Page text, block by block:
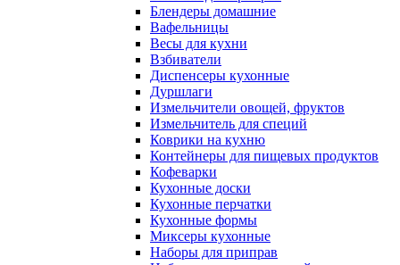
Блендеры домашние
Вафельницы
Весы для кухни
Взбиватели
Диспенсеры кухонные
Дуршлаги
Измельчители овощей, фруктов
Измельчитель для специй
Коврики на кухню
Контейнеры для пищевых продуктов
Кофеварки
Кухонные доски
Кухонные перчатки
Кухонные формы
Миксеры кухонные
Наборы для приправ